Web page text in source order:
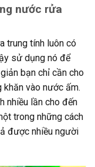
nước rửa
trung tính luôn có
sử dụng nó để
bạn chỉ cần cho
khăn vào nước ấm.
nhiều lần cho đến
trong những cách
được nhiều người